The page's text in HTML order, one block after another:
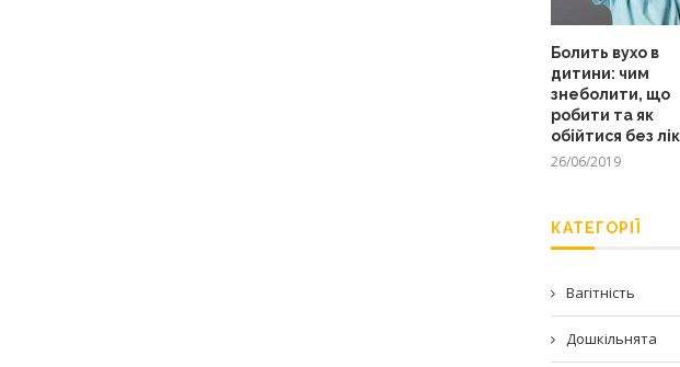
Болить вухо в
дитини: чим
знеболити, що
робити та як
обійтися без
26/06/2019
КАТЕГОРІЇ
Вагітність
Дошкільнята